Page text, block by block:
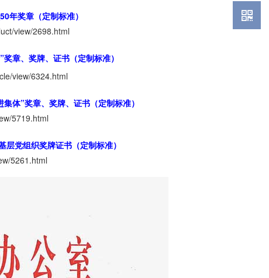
年奖章（定制标准）
view/2698.html
章、奖牌、证书（定制标准）
view/6324.html
体”奖章、奖牌、证书（定制标准）
5719.html
党组织奖牌证书（定制标准）
5261.html